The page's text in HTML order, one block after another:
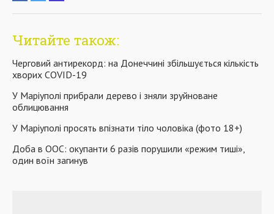
Читайте також:
Черговий антирекорд: на Донеччині збільшується кількість
хворих COVID-19
У Маріуполі прибрали дерево і зняли зруйноване
облицювання
У Маріуполі просять впізнати тіло чоловіка (фото 18+)
Доба в ООС: окупанти 6 разів порушили «режим тиші»,
один воїн загинув